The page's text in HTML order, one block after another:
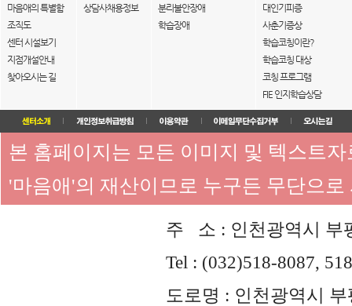
마음애의 특별함
조직도
센터 시설보기
지점개설안내
찾아오시는 길
상담사채용정보
분리불안장애
학습장애
대인기피증
사춘기증상
학습코칭이란?
학습코칭 대상
코칭 프로그램
FIE 인지학습상담
본 홈페이지는 모든 이미지 및 텍스트
'마음애'의 재산이므로 누구든 무단으
주 소 : 인천광역시 부
Tel : (032)518-8087,
도로명 : 인천광역시